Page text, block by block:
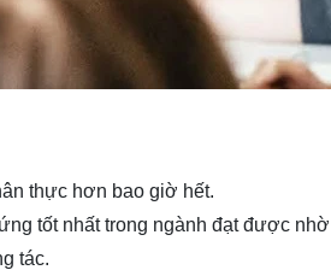
thực hơn bao giờ hết.
tốt nhất trong ngành đạt được
tác.